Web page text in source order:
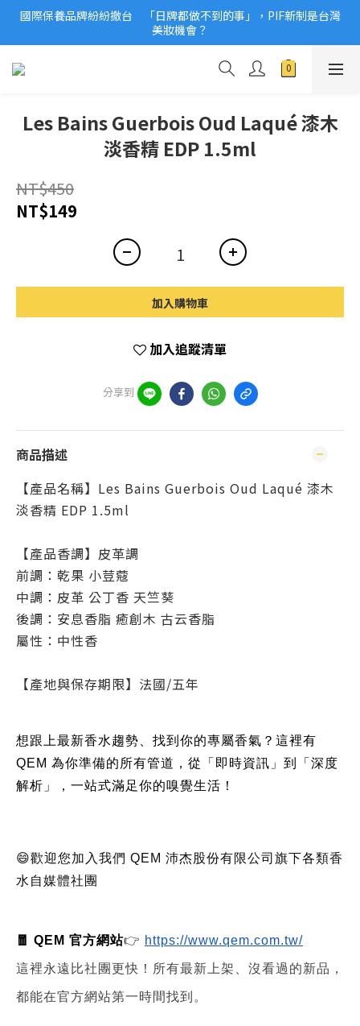
2026美妝小樣、試用品變少？PIF化妝品身分證7月上路！消費者
必懂5觀念
國際保養品牌紛紛撤台　「日牌都做不到的事」，PIF新制是台灣
美妝機會？
2026美妝小樣、試用品變少？PIF化妝品身分證7月上路！消費者
Les Bains Guerbois Oud Laqué 漆木
淡香精 EDP 1.5ml
NT$450
NT$149
加入購物車
加入追蹤清單
分享到
商品描述
【產品名稱】Les Bains Guerbois Oud Laqué 漆木
淡香精 EDP 1.5ml
【產品香調】皮革調
前調：乾果 小荳蔻
中調：皮革 公丁香 天竺葵
後調：安息香脂 癒創木 古云香脂
屬性：中性香
【產地與保存期限】法國/五年
想跟上最新香水趨勢、找到你的專屬香氣？這裡有
QEM 為你準備的所有管道，從「即時資訊」到「深度
解析」，一站式滿足你的嗅覺生活！
😄歡迎您加入我們 QEM 沛杰股份有限公司旗下各類香
水自媒體社團
🧧 QEM 官方網站👉 https://www.qem.com.tw/
這裡永遠比社團更快！所有最新上架、沒看過的新品，
都能在官方網站第一時間找到。